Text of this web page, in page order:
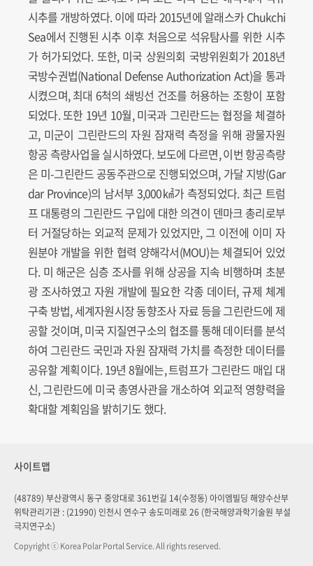
시추를 개방하였다. 이에 따라 2015년에 알래스카 Chukchi
Sea에서 진행된 시추 이후 처음으로 석유탐사를 위한 시추
가 허가되었다. 또한, 미국 상원의회 국방위원회가 2018년
국방수권법(National Defense Authorization Act)을 통과
시켰으며, 최대 6척의 쇄빙선 건조를 허용하는 조항이 포함
되었다. 또한 19년 10월, 미국과 그린란드는 협정을 체결하
고, 미군이 그린란드의 자원 잠재력 측정을 위해 광물자원
항공 측량사업을 실시하였다. 보도에 다르면, 이번 항공측량
은 미-그린란드 공동주관으로 진행되었으며, 가달 지방(Gar
dar Province)의 남서부 3,000㎢가 측정되었다. 최근 트럼
프 대통령의 그린란드 구입에 대한 의견이 덴마크 총리로부
터 거절당하는 외교적 문제가 있었지만, 그 이전에 이미 자
원분야 개발을 위한 협력 양해각서(MOU)는 체결되어 있었
다. 미 해군은 심층 조사를 위해 상공을 지속 비행하며 초분
광 조사하였고 자원 개발에 필요한 각종 데이터, 규제 체계
구축 방법, 세계자원시장 동향조사 자료 등을 그린란드에 제
공할 것이며, 미국 지질연구소의 협조를 통해 데이터를 분석
하여 그린란드 국민과 자원 잠재력 가치를 측정한 데이터를
공유할 계획이다. 19년 8월에는, 트럼프가 그린란드 매입 대
신, 그린란드에 미국 총영사관을 개소하여 외교적 영향력을
확대할 계획임을 밝히기도 했다.
사이트맵
(48789) 부산광역시 동구 중앙대로 361번길 14(수정동) 아이엠빌딩 해양수산부
위탁관리기관 : (21990) 인천시 연수구 송도미래로 26 (한국해양과학기술원 부설
극지연구소)
Copyright ⓒ Korea Polar Portal Service. All rights reserved.